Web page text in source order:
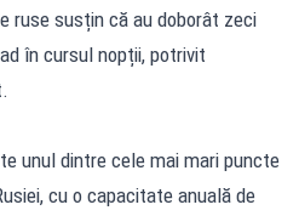
ruse susțin că au doborât zeci
în cursul nopții, potrivit
unul dintre cele mai mari puncte
cu o capacitate anuală de